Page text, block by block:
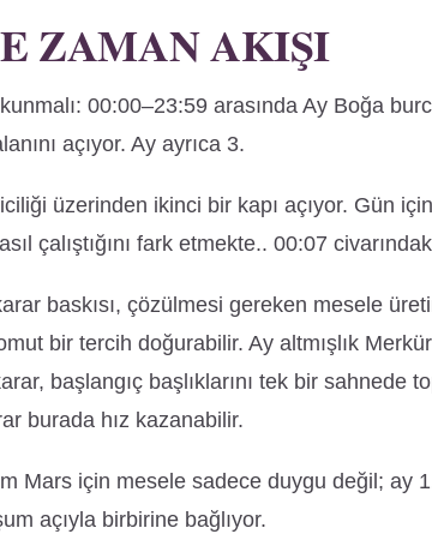
ZAMAN AKIŞI
00:00–23:59 arasında Ay Boğa
açıyor. Ay ayrıca 3.
üzerinden ikinci bir kapı açıyor. Gün
çalıştığını fark etmekte.. 00:07
baskısı, çözülmesi gereken mesele
bir tercih doğurabilir. Ay altmışlık
başlangıç başlıklarını tek bir sahnede
burada hız kazanabilir.
Mars için mesele sadece duygu değil; ay
açıyla birbirine bağlıyor.